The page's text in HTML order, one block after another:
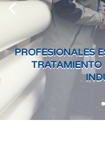
PROFESIONALES
TRATAMIENTO